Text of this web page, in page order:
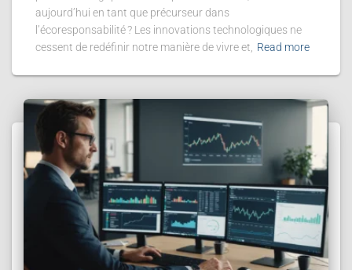
aujourd’hui en tant que précurseur dans
l’écoresponsabilité ? Les innovations technologiques ne
cessent de redéfinir notre manière de vivre et,
Read more